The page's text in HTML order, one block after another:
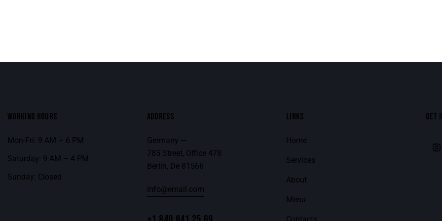
WORKING HOURS
Mon-Fri: 9 AM – 6 PM
Saturday: 9 AM – 4 PM
Sunday: Closed
ADDRESS
Germany —
785 Street, Office 478
Berlin, De 81566
info@email.com
LINKS
Home
Services
About
Menu
Contacts
GET